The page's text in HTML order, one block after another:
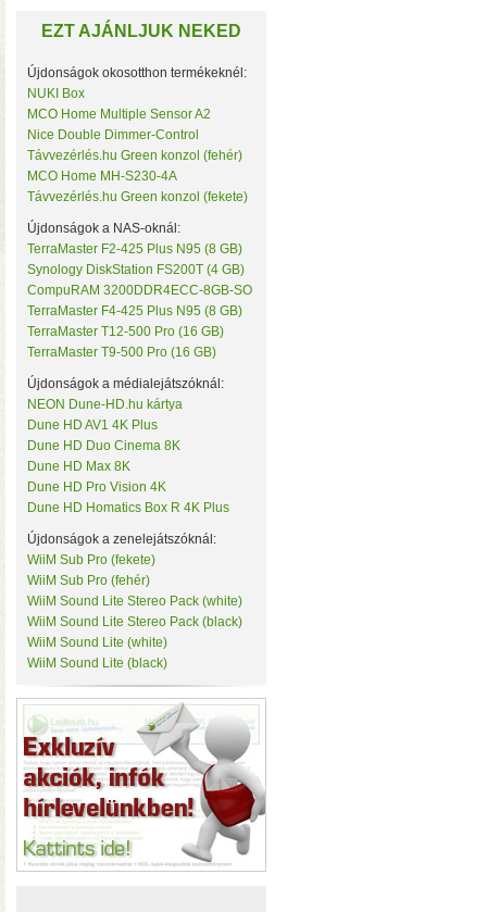
Omega Optical
OWC
Philio Technology
Poly Control
Popp
Qubino
Remotec
Seagate
Sensative
Shelly
Silicon Labs
Silicon Power
Skydigital
SmartWise
Sonnet
Synology
Targus
Távvezérlés.hu
Tenda
TerraMaster
ThirdReality
TKB Home
Twelve South
Ubiquiti
UPS Power
Vision Security
WD
WiiM
Y-Cam
Z-Wave.Me
Zipato
EZT AJÁNLJUK NEKED
Újdonságok okosotthon termékeknél:
NUKI Box
MCO Home Multiple Sensor A2
Nice Double Dimmer-Control
Távvezérlés.hu Green konzol (fehér)
MCO Home MH-S230-4A
Távvezérlés.hu Green konzol (fekete)
Újdonságok a NAS-oknál:
TerraMaster F2-425 Plus N95 (8 GB)
Synology DiskStation FS200T (4 GB)
CompuRAM 3200DDR4ECC-8GB-SO
TerraMaster F4-425 Plus N95 (8 GB)
TerraMaster T12-500 Pro (16 GB)
TerraMaster T9-500 Pro (16 GB)
Újdonságok a médialejátszóknál:
NEON Dune-HD.hu kártya
Dune HD AV1 4K Plus
Dune HD Duo Cinema 8K
Dune HD Max 8K
Dune HD Pro Vision 4K
Dune HD Homatics Box R 4K Plus
Újdonságok a zenelejátszóknál:
WiiM Sub Pro (fekete)
WiiM Sub Pro (fehér)
WiiM Sound Lite Stereo Pack (white)
WiiM Sound Lite Stereo Pack (black)
WiiM Sound Lite (white)
WiiM Sound Lite (black)